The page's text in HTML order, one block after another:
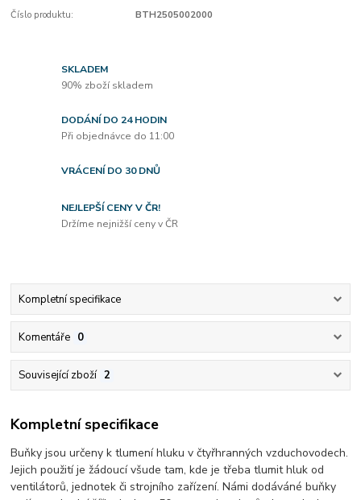
Číslo produktu: BTH2505002000
SKLADEM
90% zboží skladem
DODÁNÍ DO 24 HODIN
Při objednávce do 11:00
VRÁCENÍ DO 30 DNŮ
NEJLEPŠÍ CENY V ČR!
Držíme nejnižší ceny v ČR
Kompletní specifikace
Komentáře 0
Související zboží 2
Kompletní specifikace
Buňky jsou určeny k tlumení hluku v čtyřhranných vzduchovodech.
Jejich použití je žádoucí všude tam, kde je třeba tlumit hluk od
ventilátorů, jednotek či strojního zařízení. Námi dodáváné buňky